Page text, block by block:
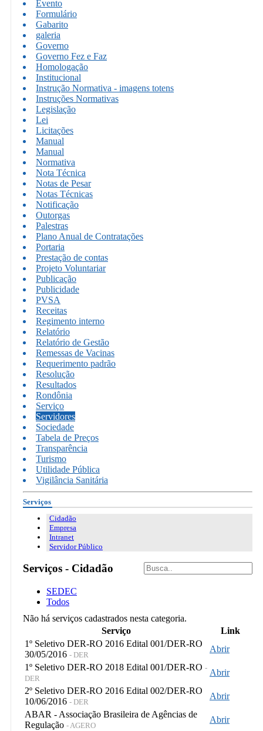
Evento
Formulário
Gabarito
galeria
Governo
Governo Fez e Faz
Homologação
Institucional
Instrução Normativa - imagens totens
Instruções Normativas
Legislação
Lei
Licitações
Manual
Manual
Normativa
Nota Técnica
Notas de Pesar
Notas Técnicas
Notificação
Outorgas
Palestras
Plano Anual de Contratações
Portaria
Prestação de contas
Projeto Voluntariar
Publicação
Publicidade
PVSA
Receitas
Regimento interno
Relatório
Relatório de Gestão
Remessas de Vacinas
Requerimento padrão
Resolução
Resultados
Rondônia
Serviço
Servidores
Sociedade
Tabela de Preços
Transparência
Turismo
Utilidade Pública
Vigilância Sanitária
Serviços
Cidadão
Empresa
Intranet
Servidor Público
Serviços - Cidadão
SEDEC
Todos
Não há serviços cadastrados nesta categoria.
Serviço
Link
1º Seletivo DER-RO 2016 Edital 001/DER-RO
30/05/2016 - DER
Abrir
1º Seletivo DER-RO 2018 Edital 001/DER-RO -
DER
Abrir
2º Seletivo DER-RO 2016 Edital 002/DER-RO
10/06/2016 - DER
Abrir
ABAR - Associação Brasileira de Agências de
Regulação - AGERO
Abrir